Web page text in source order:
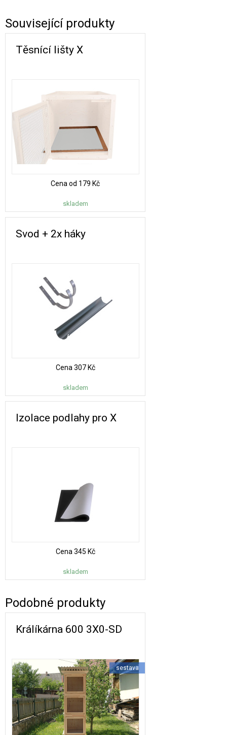
.
.
Související produkty
Těsnící lišty X
Cena od 179 Kč
skladem
Svod + 2x háky
Cena 307 Kč
skladem
Izolace podlahy pro X
Cena 345 Kč
skladem
Podobné produkty
Králíkárna 600 3X0-SD
sestava